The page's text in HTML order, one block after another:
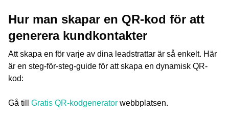
Hur man skapar en QR-kod för att
generera kundkontakter
Att skapa en för varje av dina leadstrattar är så enkelt. Här
är en steg-för-steg-guide för att skapa en dynamisk QR-
kod:
Gå till Gratis QR-kodgenerator webbplatsen.